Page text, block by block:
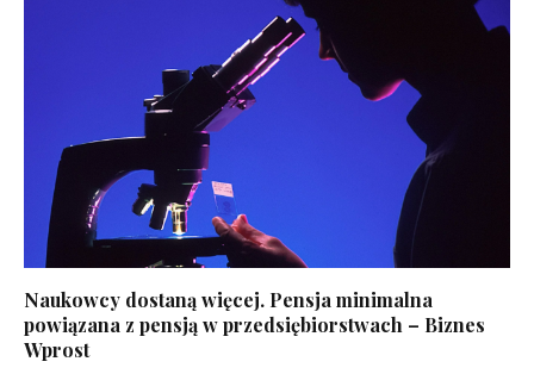
Naukowcy dostaną więcej. Pensja minimalna
powiązana z pensją w przedsiębiorstwach – Biznes
Wprost